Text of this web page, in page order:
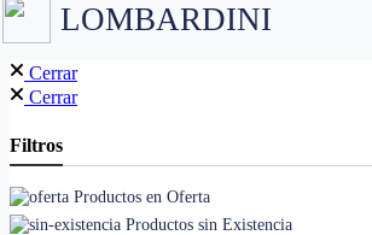
LOMBARDINI
Cerrar
Cerrar
Filtros
Productos en Oferta
Productos sin Existencia